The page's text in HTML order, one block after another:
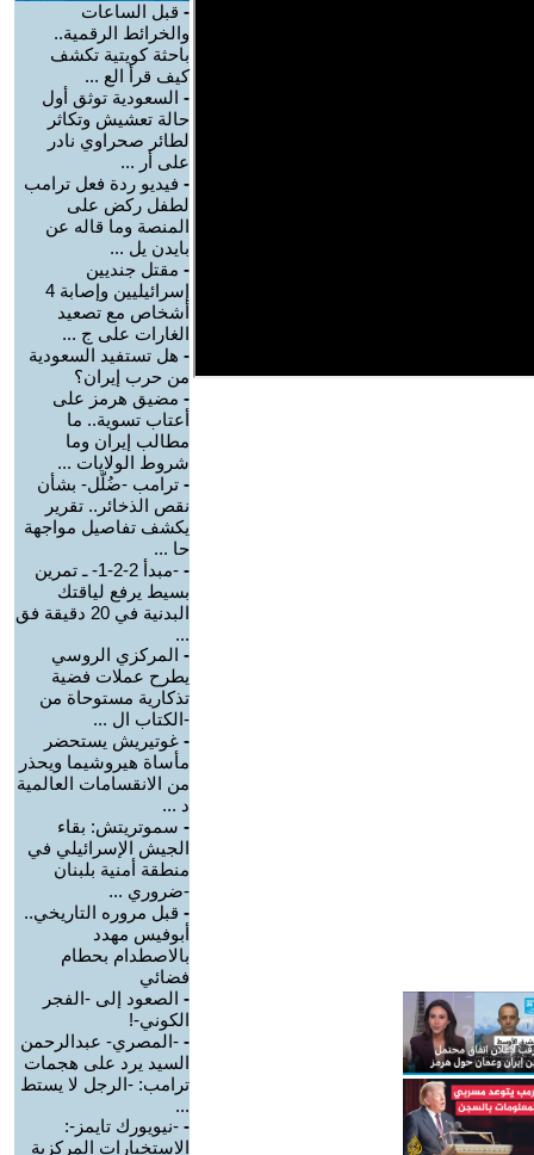
- قبل الساعات
والخرائط الرقمية..
باحثة كويتية تكشف
كيف قرأ الع ...
- السعودية توثق أول
حالة تعشيش وتكاثر
لطائر صحراوي نادر
على أر ...
- فيديو ردة فعل ترامب
لطفل ركض على
المنصة وما قاله عن
بايدن يل ...
- مقتل جنديين
إسرائيليين وإصابة 4
أشخاص مع تصعيد
الغارات على ج ...
- هل تستفيد السعودية
من حرب إيران؟
- مضيق هرمز على
أعتاب تسوية.. ما
مطالب إيران وما
شروط الولايات ...
- ترامب -ضُلّل- بشأن
نقص الذخائر.. تقرير
يكشف تفاصيل مواجهة
حا ...
-
-مبدأ 2-2-1- ـ تمرين
بسيط يرفع لياقتك
البدنية في 20 دقيقة فق
...
- المركزي الروسي
يطرح عملات فضية
تذكارية مستوحاة من
-الكتاب ال ...
- غوتيريش يستحضر
مأساة هيروشيما ويحذر
من الانقسامات العالمية
د ...
- سموتريتش: بقاء
الجيش الإسرائيلي في
منطقة أمنية بلبنان
-ضروري ...
- قبل مروره التاريخي..
أبوفيس مهدد
بالاصطدام بحطام
فضائي
- الصعود إلى -الفجر
الكوني-!
- -المصري- عبدالرحمن
السيد يرد على هجمات
ترامب: -الرجل لا يستط
...
- -نيويورك تايمز-:
الاستخبارات المركزية